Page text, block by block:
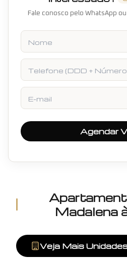
Madalena
Veja Mais
Fale conosco pelo WhatsApp
Nome
Telefone
E-mail
Agendar